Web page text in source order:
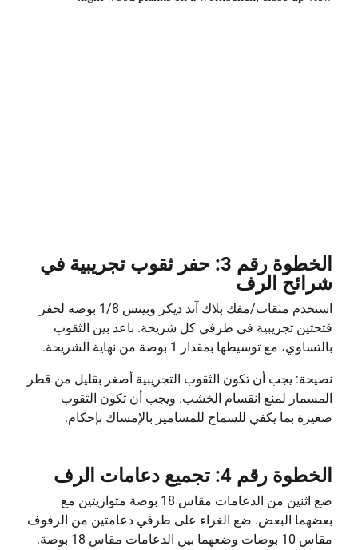
الخطوة رقم 3: حفر ثقوب تجريبية في
شرائح الرف
استخدم مثقاب/مفك بلاك آند ديكر وبيتس 1/8 بوصة لحفر
فتحتين تجريبية في طرفي كل شريحة. باعد بين الثقوب
بالتساوي، مع توسيطها بمقدار 1 بوصة من نهاية الشريحة.
نصيحة: يجب أن تكون الثقوب التجريبية أصغر بقليل من قطر
المسمار لمنع انقسام الخشب. ويجب أن تكون الثقوب
صغيرة بما يكفي للسماح للمسامير بالإمساك بإحكام.
الخطوة رقم 4: تجميع دعامات الرف
ضع اثنين من الدعامات مقاس 18 بوصة متوازيتين مع
بعضهما البعض. ضع الغراء على طرفي دعامتين من الرفوف
مقاس 10 بوصات وضعهما بين الدعامات مقاس 18 بوصة.